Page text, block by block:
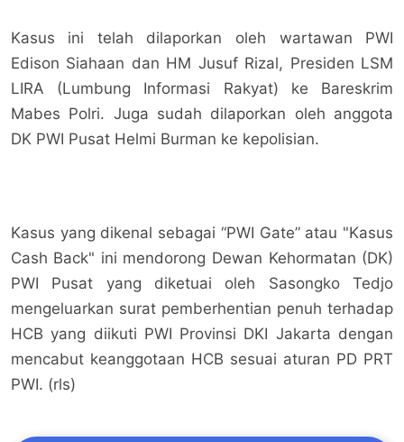
Kasus ini telah dilaporkan oleh wartawan PWI
Edison Siahaan dan HM Jusuf Rizal, Presiden LSM
LIRA (Lumbung Informasi Rakyat) ke Bareskrim
Mabes Polri. Juga sudah dilaporkan oleh anggota
DK PWI Pusat Helmi Burman ke kepolisian.
Kasus yang dikenal sebagai “PWI Gate” atau "Kasus
Cash Back" ini mendorong Dewan Kehormatan (DK)
PWI Pusat yang diketuai oleh Sasongko Tedjo
mengeluarkan surat pemberhentian penuh terhadap
HCB yang diikuti PWI Provinsi DKI Jakarta dengan
mencabut keanggotaan HCB sesuai aturan PD PRT
PWI. (rls)